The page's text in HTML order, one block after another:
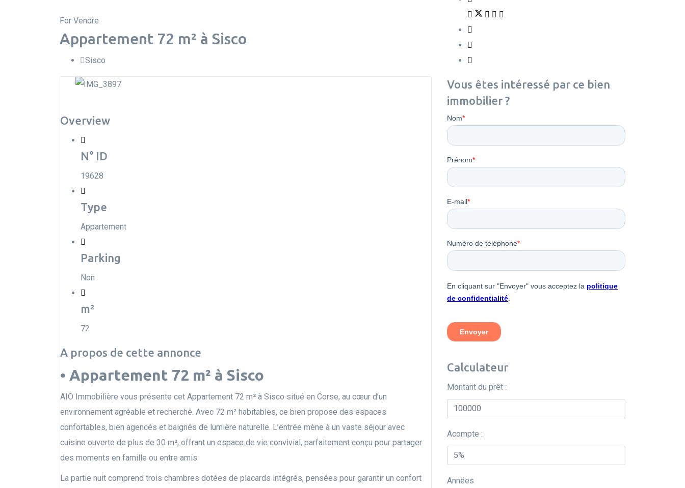
For Vendre
Appartement 72 m² à Sisco
Sisco
Overview
N° ID
19628
Type
Appartement
Parking
Non
m²
72
A propos de cette annonce
• Appartement 72 m² à Sisco
AIO Immobilière vous présente cet Appartement 72 m² à Sisco situé en Corse, au cœur d’un
environnement agréable et recherché. Avec 72 m² habitables, ce bien propose des espaces
confortables, bien agencés et baignés de lumière naturelle. L’entrée mène à un vaste séjour avec
cuisine ouverte de plus de 30 m², offrant un espace de vie convivial, parfaitement conçu pour partager
des moments en famille ou entre amis.
La partie nuit comprend trois chambres dotées de placards intégrés, pensées pour garantir un confort
Vous êtes intéressé par ce bien
immobilier ?
Calculateur
Montant du prêt :
Acompte :
Années